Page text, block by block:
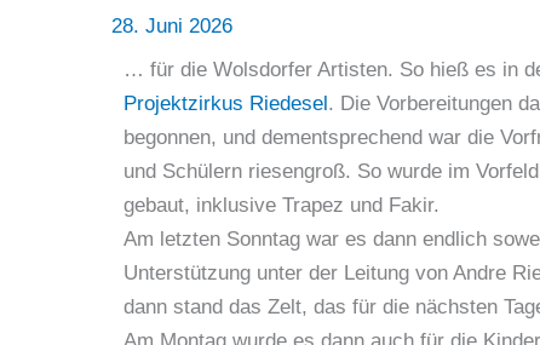
28. Juni 2026
… für die Wolsdorfer Artisten. So hieß es in
Projektzirkus Riedesel. Die Vorbereitungen
begonnen, und dementsprechend war die
und Schülern riesengroß. So wurde im
gebaut, inklusive Trapez und Fakir.
Am letzten Sonntag war es dann endlich
Unterstützung unter der Leitung von Andre
dann stand das Zelt, das für die nächsten